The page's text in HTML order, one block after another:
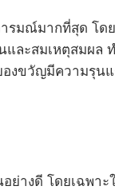
มณ์มากที่สุด โดย
ละสมเหตุสมผล
องขวัญมีความรุน
างดี โดยเฉพาะ